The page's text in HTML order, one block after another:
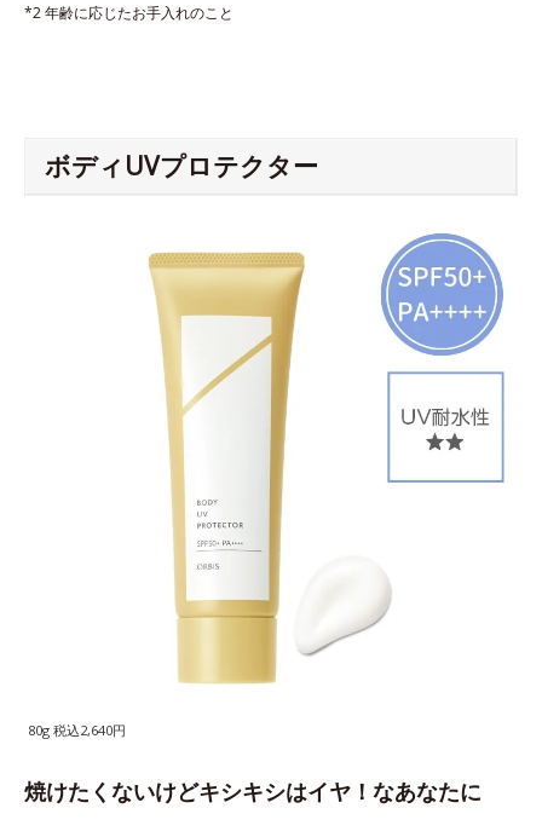
*2 年齢に応じたお手入れのこと
ボディUVプロテクター
80g 税込2,640円
焼けたくないけどキシキシはイヤ！なあなたに